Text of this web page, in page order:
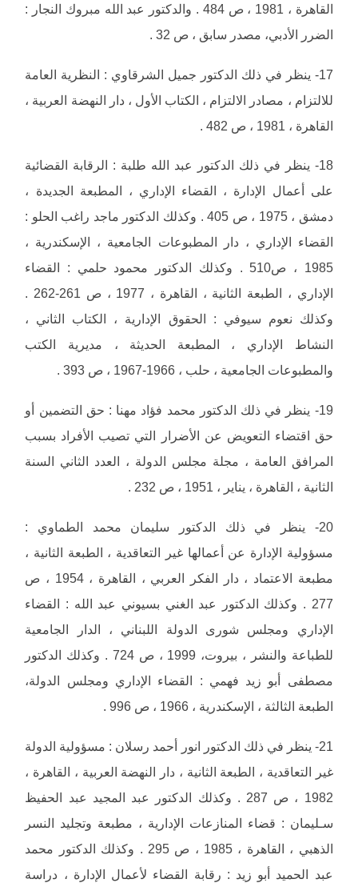
القاهرة ، 1981 ، ص 484 . والدكتور عبد الله مبروك النجار :
الضرر الأدبي، مصدر سابق ، ص 32 .
17- ينظر في ذلك الدكتور جميل الشرقاوي : النظرية العامة
للالتزام ، مصادر الالتزام ، الكتاب الأول ، دار النهضة العربية ،
القاهرة ، 1981 ، ص 482 .
18- ينظر في ذلك الدكتور عبد الله طلبة : الرقابة القضائية
على أعمال الإدارة ، القضاء الإداري ، المطبعة الجديدة ،
دمشق ، 1975 ، ص 405 . وكذلك الدكتور ماجد راغب الحلو :
القضاء الإداري ، دار المطبوعات الجامعية ، الإسكندرية ،
1985 ، ص510 . وكذلك الدكتور محمود حلمي : القضاء
الإداري ، الطبعة الثانية ، القاهرة ، 1977 ، ص 261-262 .
وكذلك نعوم سيوفي : الحقوق الإدارية ، الكتاب الثاني ،
النشاط الإداري ، المطبعة الحديثة ، مديرية الكتب
والمطبوعات الجامعية ، حلب ، 1966-1967 ، ص 393 .
19- ينظر في ذلك الدكتور محمد فؤاد مهنا : حق التضمين أو
حق اقتضاء التعويض عن الأضرار التي تصيب الأفراد بسبب
المرافق العامة ، مجلة مجلس الدولة ، العدد الثاني السنة
الثانية ، القاهرة ، يناير ، 1951 ، ص 232 .
20- ينظر في ذلك الدكتور سليمان محمد الطماوي :
مسؤولية الإدارة عن أعمالها غير التعاقدية ، الطبعة الثانية ،
مطبعة الاعتماد ، دار الفكر العربي ، القاهرة ، 1954 ، ص
277 . وكذلك الدكتور عبد الغني بسيوني عبد الله : القضاء
الإداري ومجلس شورى الدولة اللبناني ، الدار الجامعية
للطباعة والنشر ، بيروت، 1999 ، ص 724 . وكذلك الدكتور
مصطفى أبو زيد فهمي : القضاء الإداري ومجلس الدولة،
الطبعة الثالثة ، الإسكندرية ، 1966 ، ص 996 .
21- ينظر في ذلك الدكتور انور أحمد رسلان : مسؤولية الدولة
غير التعاقدية ، الطبعة الثانية ، دار النهضة العربية ، القاهرة ،
1982 ، ص 287 . وكذلك الدكتور عبد المجيد عبد الحفيظ
سـليمان : قضاء المنازعات الإدارية ، مطبعة وتجليد النسر
الذهبي ، القاهرة ، 1985 ، ص 295 . وكذلك الدكتور محمد
عبد الحميد أبو زيد : رقابة القضاء لأعمال الإدارة ، دراسة